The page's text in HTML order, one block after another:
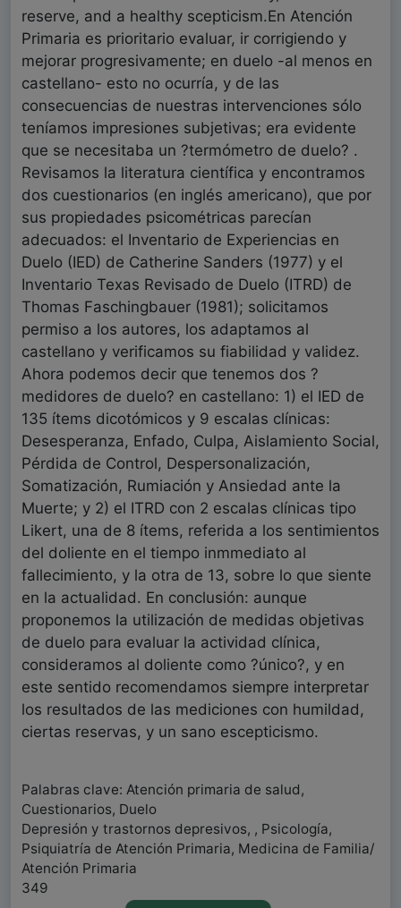
reserve, and a healthy scepticism.En Atención
Primaria es prioritario evaluar, ir corrigiendo y
mejorar progresivamente; en duelo -al menos en
castellano- esto no ocurría, y de las
consecuencias de nuestras intervenciones sólo
teníamos impresiones subjetivas; era evidente
que se necesitaba un ?termómetro de duelo? .
Revisamos la literatura científica y encontramos
dos cuestionarios (en inglés americano), que por
sus propiedades psicométricas parecían
adecuados: el Inventario de Experiencias en
Duelo (IED) de Catherine Sanders (1977) y el
Inventario Texas Revisado de Duelo (ITRD) de
Thomas Faschingbauer (1981); solicitamos
permiso a los autores, los adaptamos al
castellano y verificamos su fiabilidad y validez.
Ahora podemos decir que tenemos dos ?
medidores de duelo? en castellano: 1) el IED de
135 ítems dicotómicos y 9 escalas clínicas:
Desesperanza, Enfado, Culpa, Aislamiento Social,
Pérdida de Control, Despersonalización,
Somatización, Rumiación y Ansiedad ante la
Muerte; y 2) el ITRD con 2 escalas clínicas tipo
Likert, una de 8 ítems, referida a los sentimientos
del doliente en el tiempo inmmediato al
fallecimiento, y la otra de 13, sobre lo que siente
en la actualidad. En conclusión: aunque
proponemos la utilización de medidas objetivas
de duelo para evaluar la actividad clínica,
consideramos al doliente como ?único?, y en
este sentido recomendamos siempre interpretar
los resultados de las mediciones con humildad,
ciertas reservas, y un sano escepticismo.
Palabras clave: Atención primaria de salud,
Cuestionarios, Duelo
Depresión y trastornos depresivos, , Psicología,
Psiquiatría de Atención Primaria, Medicina de Familia/
Atención Primaria
349